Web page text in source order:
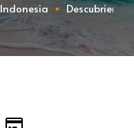
Indonesia